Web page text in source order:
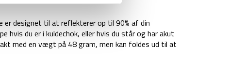
designet til at reflekterer op til 90% af din
hvis du er i kuldechok, eller hvis du står og har akut
med en vægt på 48 gram, men kan foldes ud til at